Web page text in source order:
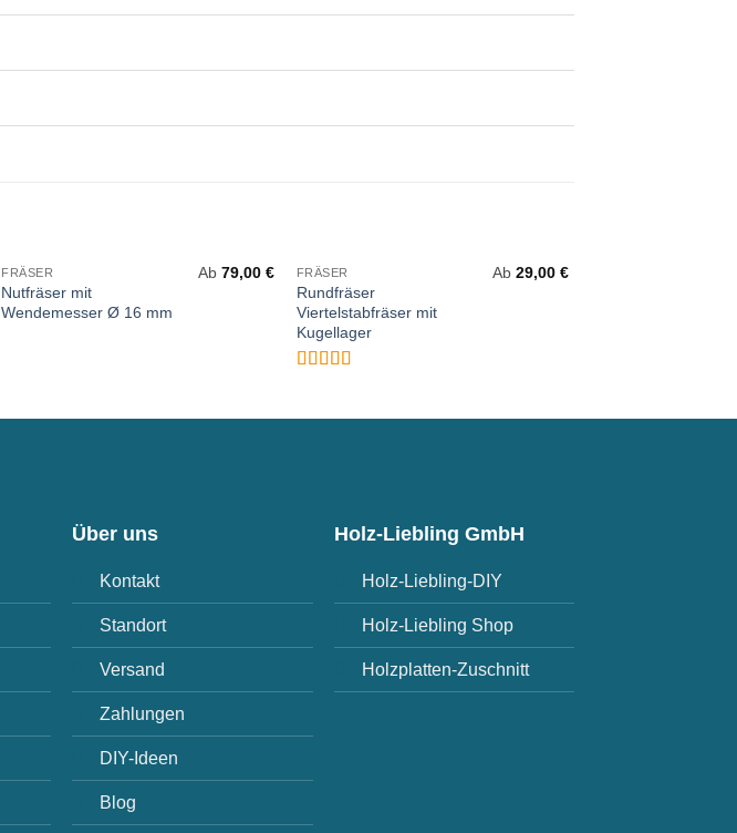
FRÄSER
Nutfräser mit
Wendemesser Ø 16 mm
Ab 79,00 € FRÄSER
Rundfräser
Viertelstabfräser mit
Kugellager
Ab29,00€
Über uns
Kontakt
Standort
Versand
Zahlungen
DIY-Ideen
Blog
Holz-Liebling GmbH
Holz-Liebling-DIY
Holz-Liebling Shop
Holzplatten-Zuschnitt